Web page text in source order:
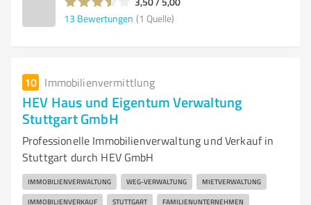
13 Bewertungen (1 Quelle)
10 Immobilienvermittlung
HEV Haus und Eigentum Verwaltung
Stuttgart GmbH
Professionelle Immobilienverwaltung und Verkauf in
Stuttgart durch HEV GmbH
IMMOBILIENVERWALTUNG WEG-VERWALTUNG MIETVERWALTUNG
IMMOBILIENVERKAUF STUTTGART FAMILIENUNTERNEHMEN